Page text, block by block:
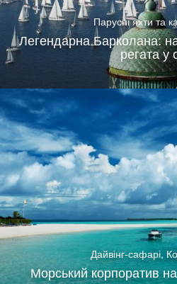
Парусні яхти та
Легендарна Барколана:
регата у
Дайвінг-сафарі,
Морський корпоратив